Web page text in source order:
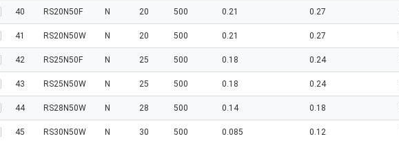
40 RS20N50F N 20 500 0.21 0.27
41 RS20N50W N 20 500 0.21 0.27
42 RS25N50F N 25 500 0.18 0.24
43 RS25N50W N 25 500 0.18 0.24
44 RS28N50W N 28 500 0.14 0.18
45 RS30N50W N 30 500 0.085 0.12